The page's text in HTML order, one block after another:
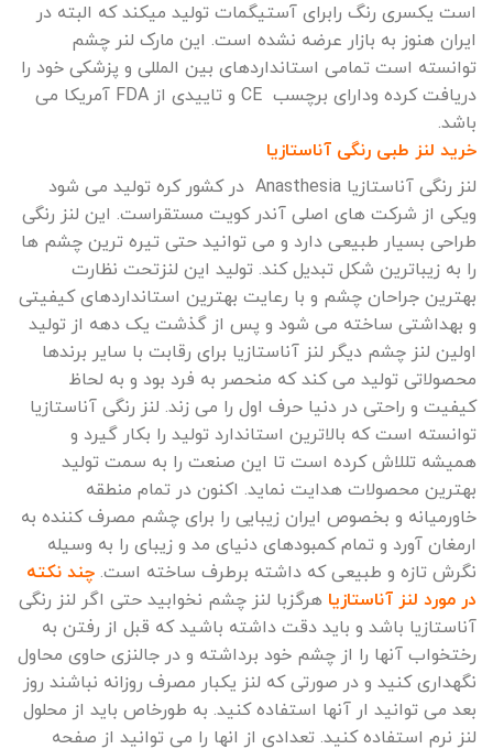
است یکسری رنگ رابرای آستیگمات تولید میکند که البته در
ایران هنوز به بازار عرضه نشده است. این مارک لنر چشم
توانسته است تمامی استانداردهای بین المللی و پزشکی خود را
دریافت کرده ودارای برچسب CE و تاییدی از FDA آمریکا می
باشد.
خرید لنز طبی رنگی آناستازیا
لنز رنگی آناستازیا Anasthesia در کشور کره تولید می شود
ویکی از شرکت های اصلی آندر کویت مستقراست. این لنز رنگی
طراحی بسیار طبیعی دارد و می توانید حتی تیره ترین چشم ها
را به زیباترین شکل تبدیل کند. تولید این لنزتحت نظارت
بهترین جراحان چشم و با رعایت بهترین استانداردهای کیفیتی
و بهداشتی ساخته می شود و پس از گذشت یک دهه از تولید
اولین لنز چشم دیگر لنز آناستازیا برای رقابت با سایر برندها
محصولاتی تولید می کند که منحصر به فرد بود و به لحاظ
کیفیت و راحتی در دنیا حرف اول را می زند. لنز رنگی آناستازیا
توانسته است که بالاترین استاندارد تولید را بکار گیرد و
همیشه تللاش کرده است تا این صنعت را به سمت تولید
بهترین محصولات هدایت نماید. اکنون در تمام منطقه
خاورمیانه و بخصوص ایران زیبایی را برای چشم مصرف کننده به
ارمغان آورد و تمام کمبودهای دنیای مد و زیبای را به وسیله
نگرش تازه و طبیعی که داشته برطرف ساخته است. چند نکته
در مورد لنز آناستازیا هرگزبا لنز چشم نخوابید حتی اگر لنز رنگی
آناستازیا باشد و باید دقت داشته باشید که قبل از رفتن به
رختخواب آنها را از چشم خود برداشته و در جالنزی حاوی محاول
نگهداری کنید و در صورتی که لنز یکبار مصرف روزانه نباشند روز
بعد می توانید ار آنها استفاده کنید. به طورخاص باید از محلول
لنز نرم استفاده کنید. تعدادی از انها را می توانید از صفحه